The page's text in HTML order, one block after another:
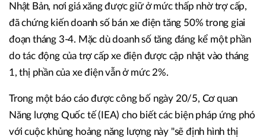
Nhật Bản, nơi giá xăng được giữ ở mức thấp nhờ trợ cấp,
đã chứng kiến doanh số bán xe điện tăng 50% trong giai
đoạn tháng 3-4. Mặc dù doanh số tăng đáng kể một phần
do tác động của trợ cấp xe điện được cập nhật vào tháng
1, thị phần của xe điện vẫn ở mức 2%.
Trong một báo cáo được công bố ngày 20/5, Cơ quan
Năng lượng Quốc tế (IEA) cho biết các biện pháp ứng phó
với cuộc khủng hoảng năng lượng này "sẽ định hình thị